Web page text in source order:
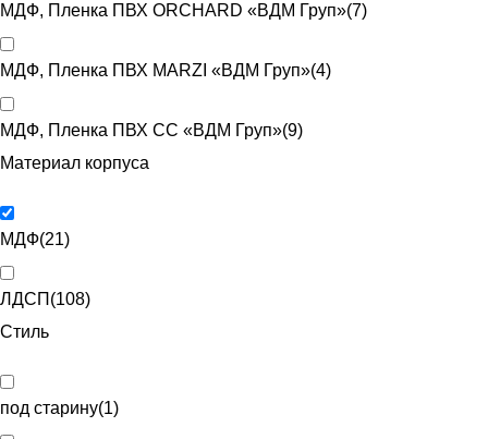
МДФ, Пленка ПВХ ORCHARD «ВДМ Груп»(7)
МДФ, Пленка ПВХ MARZI «ВДМ Груп»(4)
МДФ, Пленка ПВХ CC «ВДМ Груп»(9)
Материал корпуса
МДФ(21)
ЛДСП (108)
Стиль
под старину(1)